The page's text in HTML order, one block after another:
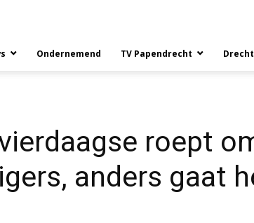
Ondernemend TV Papendrecht
roept
anders gaat